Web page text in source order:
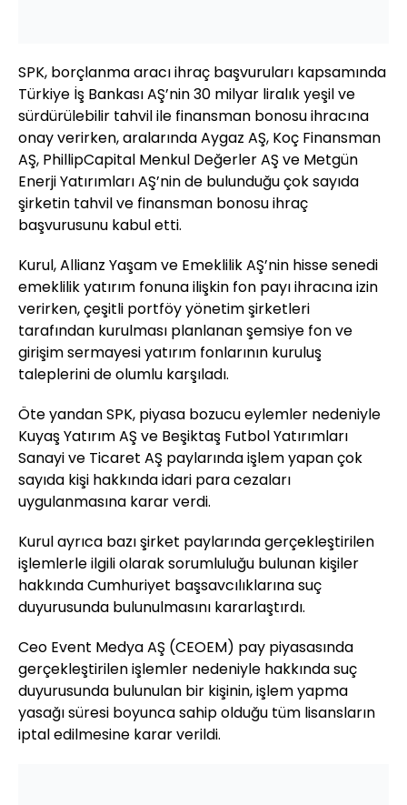
SPK, borçlanma aracı ihraç başvuruları kapsamında
Türkiye İş Bankası AŞ’nin 30 milyar liralık yeşil ve
sürdürülebilir tahvil ile finansman bonosu ihracına
onay verirken, aralarında Aygaz AŞ, Koç Finansman
AŞ, PhillipCapital Menkul Değerler AŞ ve Metgün
Enerji Yatırımları AŞ’nin de bulunduğu çok sayıda
şirketin tahvil ve finansman bonosu ihraç
başvurusunu kabul etti.
Kurul, Allianz Yaşam ve Emeklilik AŞ’nin hisse senedi
emeklilik yatırım fonuna ilişkin fon payı ihracına izin
verirken, çeşitli portföy yönetim şirketleri
tarafından kurulması planlanan şemsiye fon ve
girişim sermayesi yatırım fonlarının kuruluş
taleplerini de olumlu karşıladı.
Öte yandan SPK, piyasa bozucu eylemler nedeniyle
Kuyaş Yatırım AŞ ve Beşiktaş Futbol Yatırımları
Sanayi ve Ticaret AŞ paylarında işlem yapan çok
sayıda kişi hakkında idari para cezaları
uygulanmasına karar verdi.
Kurul ayrıca bazı şirket paylarında gerçekleştirilen
işlemlerle ilgili olarak sorumluluğu bulunan kişiler
hakkında Cumhuriyet başsavcılıklarına suç
duyurusunda bulunulmasını kararlaştırdı.
Ceo Event Medya AŞ (CEOEM) pay piyasasında
gerçekleştirilen işlemler nedeniyle hakkında suç
duyurusunda bulunulan bir kişinin, işlem yapma
yasağı süresi boyunca sahip olduğu tüm lisansların
iptal edilmesine karar verildi.